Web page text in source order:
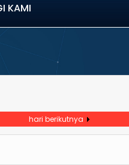
KAMI
hari berikutnya